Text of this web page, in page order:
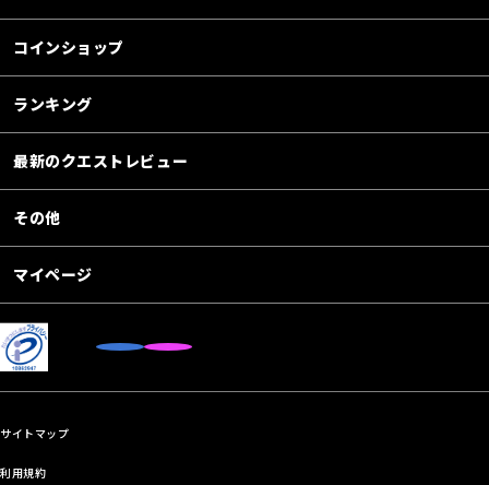
コインショップ
ランキング
最新のクエストレビュー
その他
マイページ
サイトマップ
利用規約